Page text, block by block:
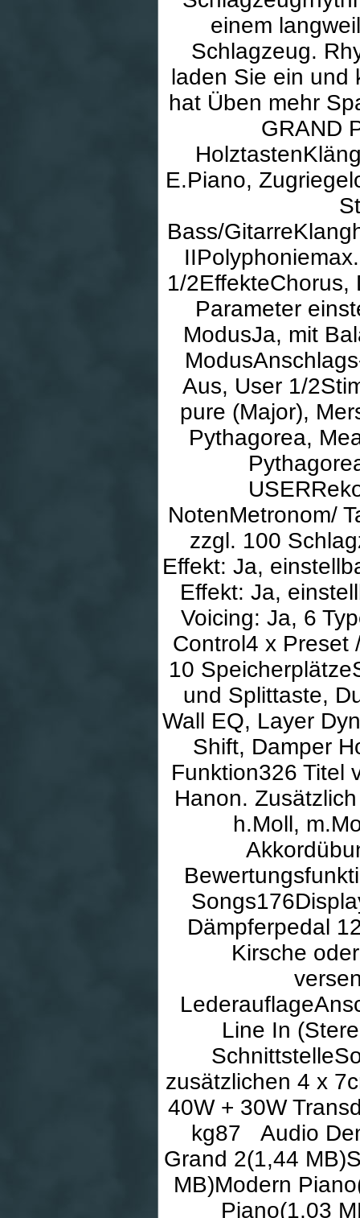
einem
Schlagzeug.
laden Sie ein und
hat Üben mehr
GRAND
E.Piano,
Bass/
1/2EffekteChorus,
Parameter
ModusJa, mit
Aus, User 1/
pure (Major),
Pythagorea,
NotenMetronom/
zzgl. 100
Effekt: Ja,
Effekt: Ja,
Voicing: Ja, 6
Control4 x Preset
10
und Splittaste,
Wall EQ, Layer
Shift, Damper
Funktion326 Titel
Hanon.
h.Moll,
Dämpferpedal
Kirsche
Line In
zusätzlichen 4 x
40W + 30W
kg87 Audio
Grand 2(1,44
MB)Modern
Piano(1,03